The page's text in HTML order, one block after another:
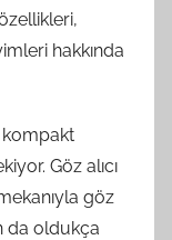
hakkında
kompakt
Göz alıcı
göz
da oldukça